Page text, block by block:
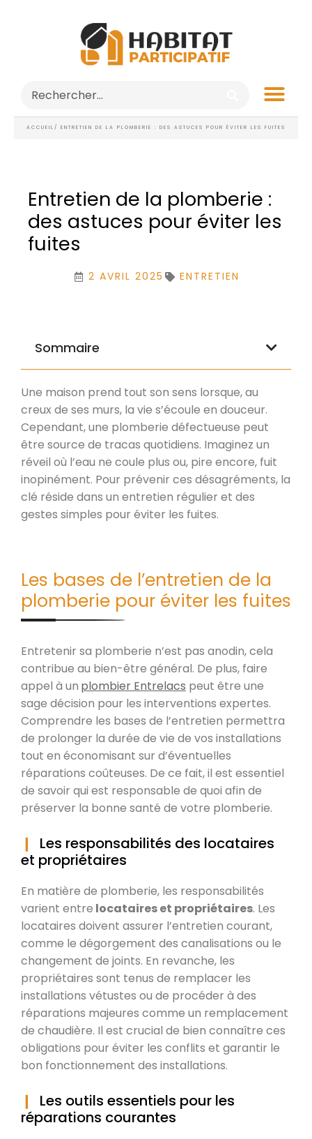
ACCUEIL / ENTRETIEN DE LA PLOMBERIE : DES ASTUCES POUR ÉVITER LES FUITES
Entretien de la plomberie :
des astuces pour éviter les
fuites
2 AVRIL 2025 ENTRETIEN
Sommaire
Une maison prend tout son sens lorsque, au
creux de ses murs, la vie s’écoule en douceur.
Cependant, une plomberie défectueuse peut
être source de tracas quotidiens. Imaginez un
réveil où l’eau ne coule plus ou, pire encore, fuit
inopinément. Pour prévenir ces désagréments, la
clé réside dans un entretien régulier et des
gestes simples pour éviter les fuites.
Les bases de l’entretien de la
plomberie pour éviter les fuites
Entretenir sa plomberie n’est pas anodin, cela
contribue au bien-être général. De plus, faire
appel à un plombier Entrelacs peut être une
sage décision pour les interventions expertes.
Comprendre les bases de l’entretien permettra
de prolonger la durée de vie de vos installations
tout en économisant sur d’éventuelles
réparations coûteuses. De ce fait, il est essentiel
de savoir qui est responsable de quoi afin de
préserver la bonne santé de votre plomberie.
Les responsabilités des locataires
et propriétaires
En matière de plomberie, les responsabilités
varient entre locataires et propriétaires. Les
locataires doivent assurer l’entretien courant,
comme le dégorgement des canalisations ou le
changement de joints. En revanche, les
propriétaires sont tenus de remplacer les
installations vétustes ou de procéder à des
réparations majeures comme un remplacement
de chaudière. Il est crucial de bien connaître ces
obligations pour éviter les conflits et garantir le
bon fonctionnement des installations.
Les outils essentiels pour les
réparations courantes